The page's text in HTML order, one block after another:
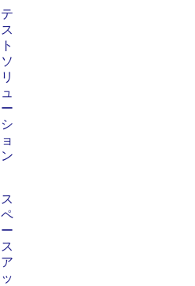
テ
ス
ト
ソ
リ
ュ
ー
シ
ョ
ン
ス
ペ
ー
ス
ア
ッ